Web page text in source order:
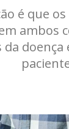
é que
ambos
da